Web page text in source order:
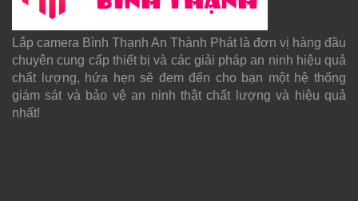
Lắp camera Bình Thạnh An Thành Phát là đơn vị hàng đầu
chuyên cung cấp thiết bị và các giải pháp an ninh hiệu quả
chất lượng, hứa hẹn sẽ đem đến cho bạn một hệ thống
giám sát và bảo vệ an ninh thật chất lượng và hiệu quả
nhất!